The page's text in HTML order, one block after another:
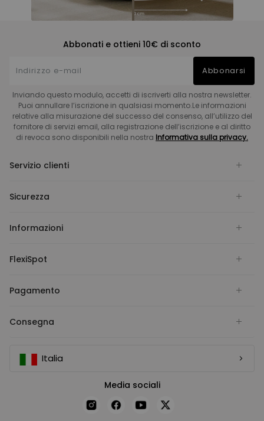
Abbonati e ottieni 10€ di sconto
Abbonarsi
Inviando questo modulo, accetti di iscriverti alla nostra newsletter.
Puoi annullare l’iscrizione in qualsiasi momento.Le informazioni
relative alla misurazione del successo del consenso, all’utilizzo del
fornitore di servizi email, alla registrazione dell’iscrizione e al diritto
di revoca sono disponibili nella nostra Informativa sulla privacy.
Servizio clienti
Sicurezza
Informazioni
FlexiSpot
Pagamento
Consegna
Italia
Media sociali